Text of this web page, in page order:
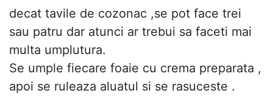
decat tavile de cozonac ,se pot face trei
sau patru dar atunci ar trebui sa faceti mai
multa umplutura.
Se umple fiecare foaie cu crema preparata ,
apoi se ruleaza aluatul si se rasuceste .